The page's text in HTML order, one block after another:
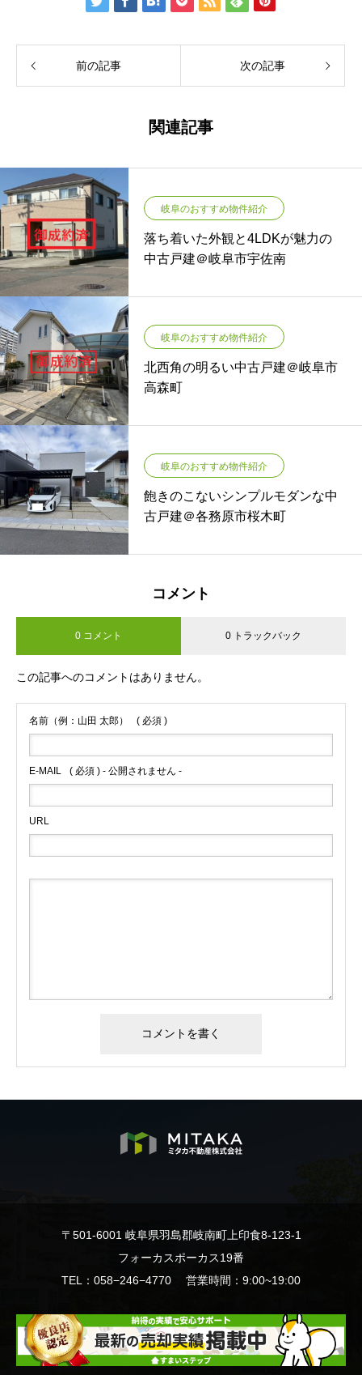
前の記事 次の記事
関連記事
岐阜のおすすめ物件紹介
落ち着いた外観と4LDKが魅力の
中古戸建＠岐阜市宇佐南
岐阜のおすすめ物件紹介
北西角の明るい中古戸建＠岐阜市
高森町
岐阜のおすすめ物件紹介
飽きのこないシンプルモダンな中
古戸建＠各務原市桜木町
コメント
0 コメント 0 トラックバック
この記事へのコメントはありません。
名前（例：山田 太郎） ( 必須 )
E-MAIL ( 必須 ) - 公開されません -
URL
〒501-6001 岐阜県羽島郡岐南町上印食8-123-1
フォーカスポーカス19番
TEL：058−246−4770 営業時間：9:00~19:00